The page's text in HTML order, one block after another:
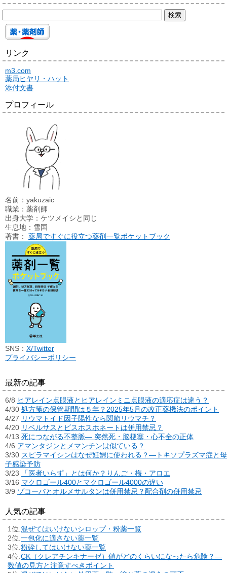
リンク
m3.com
薬局ヒヤリ・ハット
添付文書
プロフィール
名前：yakuzaic
職業：薬剤師
出身大学：ケツメイシと同じ
生息地：雪国
著書： 薬局ですぐに役立つ薬剤一覧ポケットブック
SNS： X/Twitter
プライバシーポリシー
最新の記事
6/8 ヒアレイン点眼液とヒアレインミニ点眼液の適応症は違う？
4/30 処方箋の保管期間は５年？2025年5月の改正薬機法のポイント
4/27 リウマトイド因子陽性なら関節リウマチ？
4/20 リベルサスとビスホスホネートは併用禁忌？
4/13 死につながる不整脈― 突然死・脳梗塞・心不全の正体
4/6 アマンタジンとメマンチンは似ている？
3/30 スピラマイシンはなぜ妊婦に使われる？―トキソプラズマ症と母
子感染予防
3/23
「医者いらず」とは何か？りんご・梅・アロエ
3/16 マクロゴール400とマクロゴール4000の違い
3/9 ゾコーバとオルメサルタンは併用禁忌？配合剤の併用禁忌
人気の記事
混ぜてはいけないシロップ・粉薬一覧
一包化に適さない薬一覧
粉砕してはいけない薬一覧
CK（クレアチンキナーゼ）値がどのくらいになったら危険？―
数値の見方と注意すべきポイント